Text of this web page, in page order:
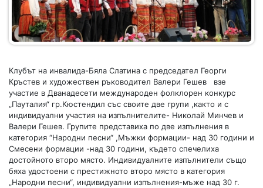
Клубът на инвалида-Бяла Слатина с председател Георги
Кръстев и художествен ръководител Валери Гешев взе
участие в Дванадесети международен фолклорен конкурс
„Пауталия“ гр.Кюстендил със своите две групи ,както и с
индивидуални участия на изпълнителите- Николай Минчев и
Валери Гешев. Групите представиха по две изпълнения в
категория “Народни песни“ ,Мъжки формации- над 30 години и
Смесени формации -над 30 години, където спечелиха
достойното второ място. Индивидуалните изпълнители също
бяха удостоени с престижното второ място в категория
„Народни песни“, индивидуални изпълнения-мъже над 30 г.